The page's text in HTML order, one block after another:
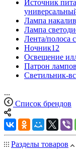
Источник
Лампа
Лампа
Лента/полоса
Ночник12
Освещение
Патрон
Светильник-
...
Список брендов
Разделы товаров